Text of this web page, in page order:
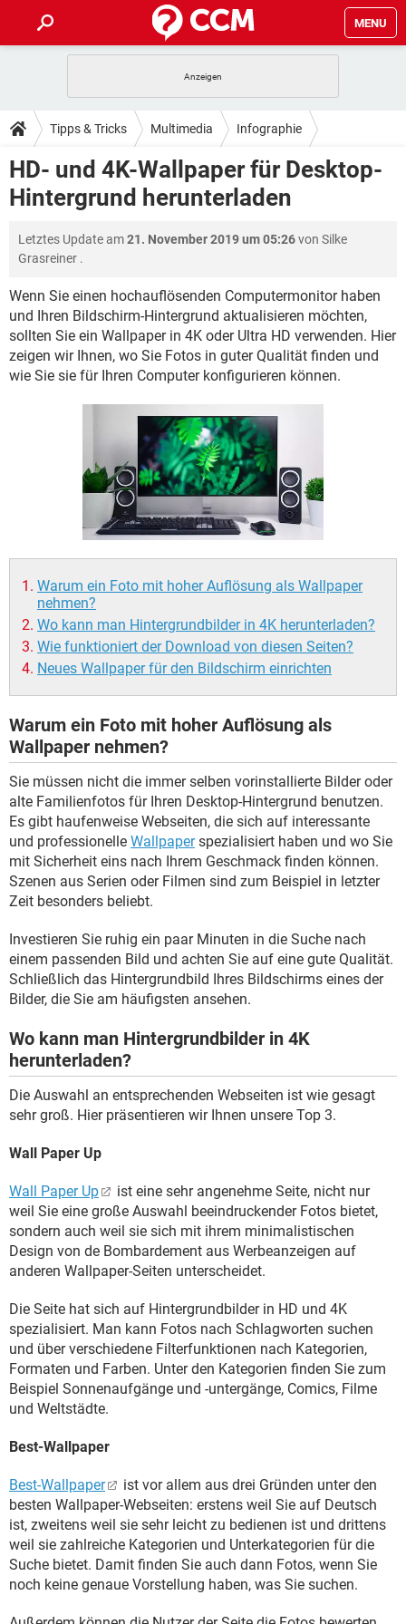
MENU
ANDROID IOS
WINDOWS 10 INSTAGRAM
WHATSAPP TIKTOK
TIPPS & TRICKS
SPIELE STREAMING
ANDROID IOS
WINDOWS 10
WHATSAPP TIKTOK
DOWNLOADS
SPIELE STREAMING
WINDOWS 10
WHATSAPP TIKTOK
FACEBOOK HARDWARE
FORUM
SPIELE STREAMING
WINDOWS 10 INSTAGRAM
WHATSAPP TIKTOK
FACEBOOK HARDWARE
LEXIKON
SPIELE STREAMING
ANDROID IOS
WINDOWS 10 INSTAGRAM
WHATSAPP TIKTOK
Tipps & Tricks Multimedia Infographie
HD- und 4K-Wallpaper für Desktop-
Hintergrund herunterladen
Letztes Update am21. November 2019 um 05:26von Silke
Grasreiner .
Wenn Sie einen hochauflösenden Computermonitor haben
und Ihren Bildschirm-Hintergrund aktualisieren möchten,
sollten Sie ein Wallpaper in 4K oder Ultra HD verwenden. Hier
zeigen wir Ihnen, wo Sie Fotos in guter Qualität finden und
wie Sie sie für Ihren Computer konfigurieren können.
Warum ein Foto mit hoher Auflösung als Wallpaper
nehmen?
Wo kann man Hintergrundbilder in 4K herunterladen?
Wie funktioniert der Download von diesen Seiten?
Neues Wallpaper für den Bildschirm einrichten
Warum ein Foto mit hoher Auflösung als
Wallpaper nehmen?
Sie müssen nicht die immer selben vorinstallierte Bilder oder
alte Familienfotos für Ihren Desktop-Hintergrund benutzen.
Es gibt haufenweise Webseiten, die sich auf interessante
und professionelle Wallpaperspezialisiert haben und wo Sie
mit Sicherheit eins nach Ihrem Geschmack finden können.
Szenen aus Serien oder Filmen sind zum Beispiel in letzter
Zeit besonders beliebt.
Investieren Sie ruhig ein paar Minuten in die Suche nach
einem passenden Bild und achten Sie auf eine gute Qualität.
Schließlich das Hintergrundbild Ihres Bildschirms eines der
Bilder, die Sie am häufigsten ansehen.
Wo kann man Hintergrundbilder in 4K
herunterladen?
Die Auswahl an entsprechenden Webseiten ist wie gesagt
sehr groß. Hier präsentieren wir Ihnen unsere Top 3.
Wall Paper Up
Wall Paper Up
ist eine sehr angenehme Seite, nicht nur
weil Sie eine große Auswahl beeindruckender Fotos bietet,
sondern auch weil sie sich mit ihrem minimalistischen
Design von de Bombardement aus Werbeanzeigen auf
anderen Wallpaper-Seiten unterscheidet.
Die Seite hat sich auf Hintergrundbilder in HD und 4K
spezialisiert. Man kann Fotos nach Schlagworten suchen
und über verschiedene Filterfunktionen nach Kategorien,
Formaten und Farben. Unter den Kategorien finden Sie zum
Beispiel Sonnenaufgänge und -untergänge, Comics, Filme
und Weltstädte.
Best-Wallpaper
Best-Wallpaper
ist vor allem aus drei Gründen unter den
besten Wallpaper-Webseiten: erstens weil Sie auf Deutsch
ist, zweitens weil sie sehr leicht zu bedienen ist und drittens
weil sie zahlreiche Kategorien und Unterkategorien für die
Suche bietet. Damit finden Sie auch dann Fotos, wenn Sie
noch keine genaue Vorstellung haben, was Sie suchen.